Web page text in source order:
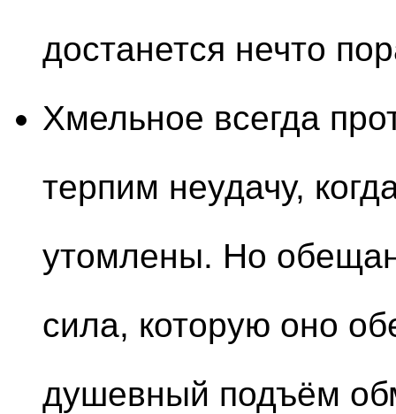
достанется нечто
Хмельное всегда
терпим неудачу,
утомлены. Но
сила, которую оно
душевный подъём